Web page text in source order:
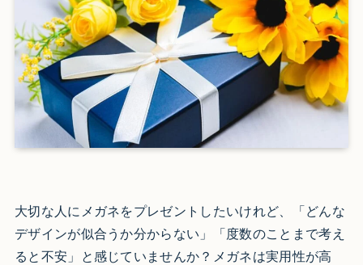
大切な人にメガネをプレゼントしたいけれど、「どんな
デザインが似合うか分からない」「度数のことまで考え
ると不安」と感じていませんか？メガネは実用性が高